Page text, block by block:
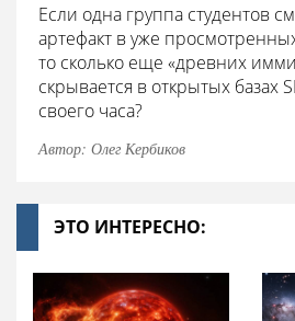
Если одна группа студентов
артефакт в уже
то сколько еще «древних
скрывается в открытых базах
своего часа?
Автор: Олег Кербиков
ЭТО ИНТЕРЕСНО: